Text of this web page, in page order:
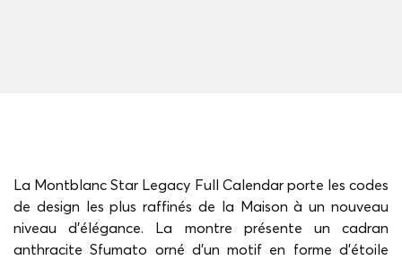
La Montblanc Star Legacy Full Calendar porte les codes
de design les plus raffinés de la Maison à un nouveau
niveau d'élégance. La montre présente un cadran
anthracite Sfumato orné d'un motif en forme d'étoile